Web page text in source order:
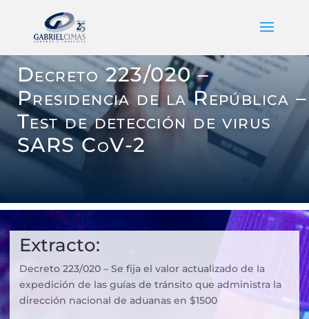
Decreto 223/020 –
Presidencia de la República –
Test de detección de virus
SARS CoV-2
Extracto:
Decreto 223/020 – Se fija el valor actualizado de la
expedición de las guías de tránsito que administra la
dirección nacional de aduanas en $1500